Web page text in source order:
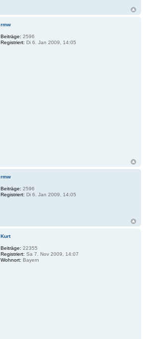
rmw
Beiträge: 2596
Registriert: Di 6. Jan 2009, 14:05
rmw
Beiträge: 2596
Registriert: Di 6. Jan 2009, 14:05
Kurt
Beiträge: 22355
Registriert: Sa 7. Nov 2009, 14:07
Wohnort: Bayern